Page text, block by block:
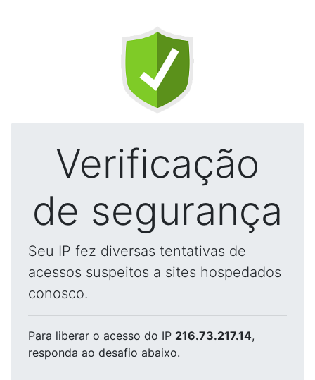
Verificação
de segurança
Seu IP fez diversas tentativas de
acessos suspeitos a sites hospedados
conosco.
Para liberar o acesso do IP 216.73.217.14,
responda ao desafio abaixo.